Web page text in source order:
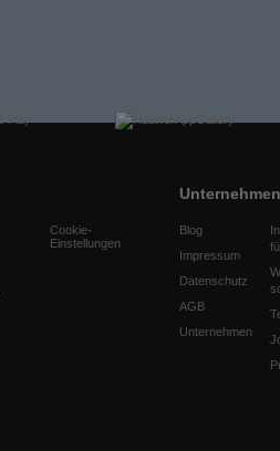
Cookie-
Einstellungen
Unternehmen
Blog
Impressum
Datenschutz
AGB
Unternehmen